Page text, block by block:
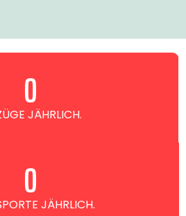
JÄHRLICH.
0
JÄHRLICH.
0